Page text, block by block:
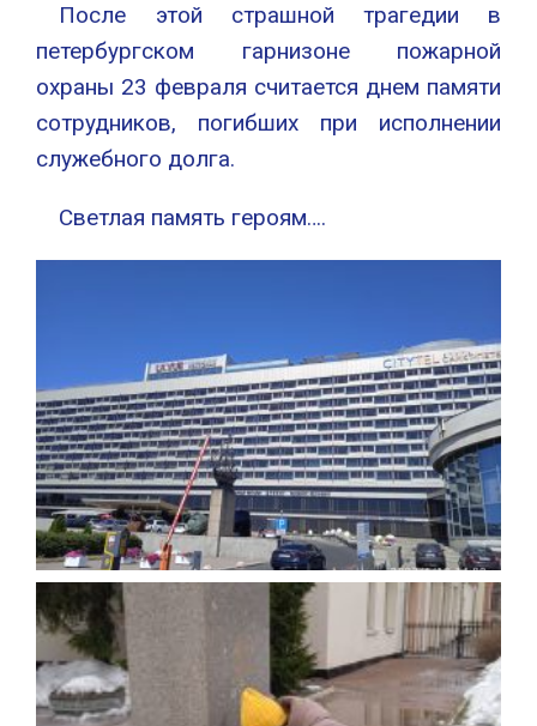
После этой страшной трагедии в
петербургском гарнизоне пожарной
охраны 23 февраля считается днем памяти
сотрудников, погибших при исполнении
служебного долга.
Светлая память героям….